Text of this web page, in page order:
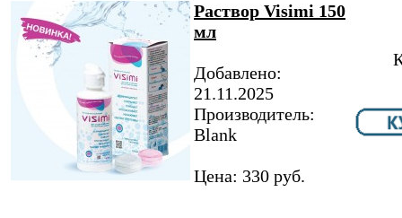
Раствор Visimi 150
мл
Добавлено:
21.11.2025
Производитель:
Blank
Цена: 330 руб.